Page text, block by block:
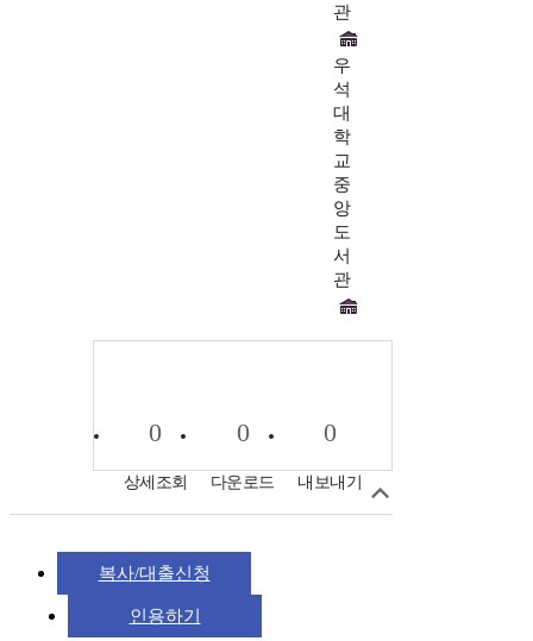
관
우
석
대
학
교
중
앙
도
서
관
0
상세조회
0
다운로드
0
내보내기
복사/대출신청
인용하기